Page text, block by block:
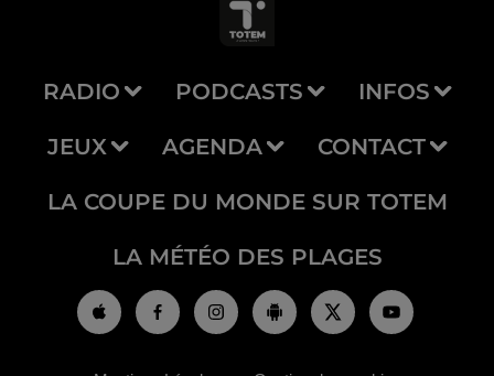
RADIO PODCASTS INFOS
JEUX AGENDA CONTACT
LA COUPE DU MONDE SUR TOTEM
LA MÉTÉO DES PLAGES